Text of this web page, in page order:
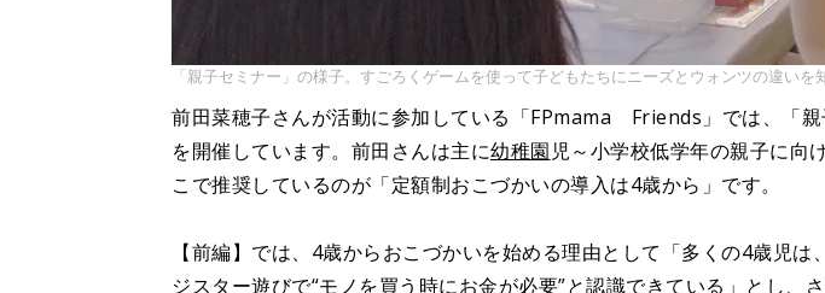
「親子セミナー」の様子。すごろくゲームを使って子どもたちにニーズとウォンツの違いを
前田菜穂子さんが活動に参加している「FPmama Friends」では、「親
を開催しています。前田さんは主に幼稚園 児～小学校低学年の親子に向
こで推奨しているのが「定額制おこづかいの導入は4歳から」です。
【前編】では、4歳からおこづかいを始める理由として「多くの4歳児は
ジスター遊びで“モノを買う時にお金が必要”と認識できている」とし、